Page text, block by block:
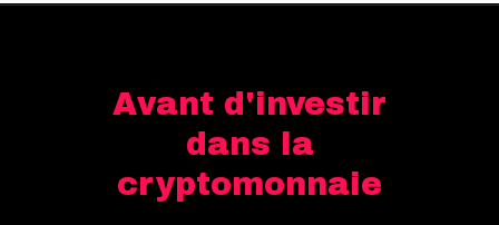
Avant d'investir
dans la
cryptomonnaie